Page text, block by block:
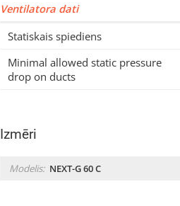
Ventilatora dati
Statiskais spiediens
Minimal allowed static pressure
drop on ducts
Izmēri
Modelis: NEXT-G 60 C